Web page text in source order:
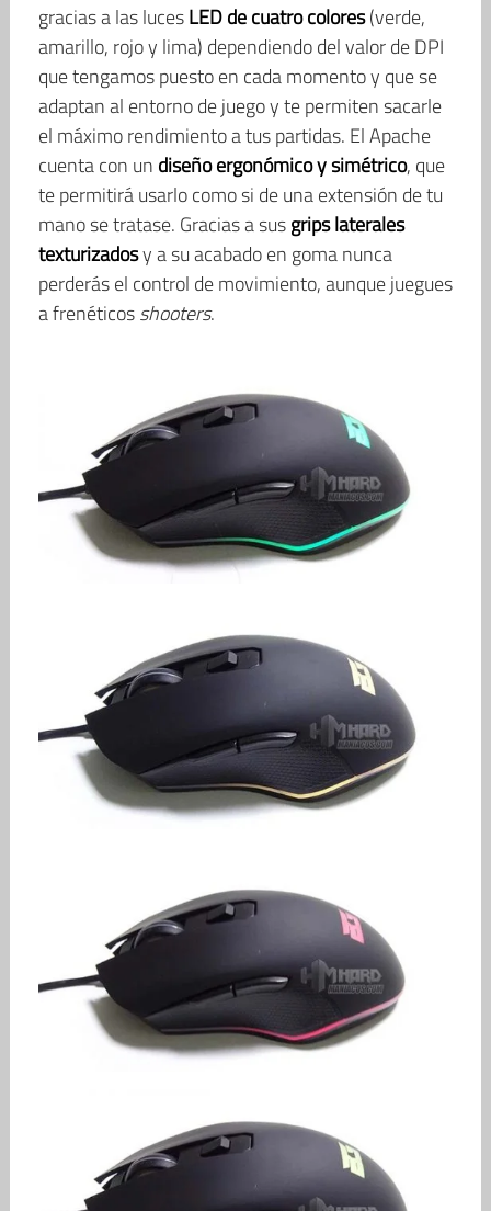
gracias a las lucesLED de cuatro colores(verde,
amarillo, rojo y lima) dependiendo del valor de DPI
que tengamos puesto en cada momento y que se
adaptan al entorno de juego y te permiten sacarle
el máximo rendimiento a tus partidas. El Apache
cuenta con un diseño ergonómico y simétrico, que
te permitirá usarlo como si de una extensión de tu
mano se tratase. Gracias a susgrips laterales
texturizadosy a su acabado en goma nunca
perderás el control de movimiento, aunque juegues
a frenéticosshooters.